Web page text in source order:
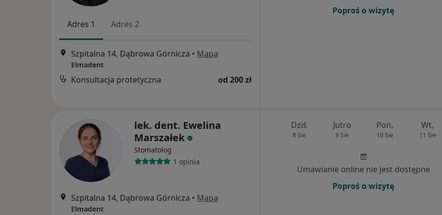
Adres 1 Adres 2
Szpitalna 14, Dąbrowa Górnicza • Mapa
Elmadent
Konsultacja protetyczna od 200 zł
Poproś o wizytę
lek. dent. Ewelina
Marszałek
Stomatolog
1 opinia
Szpitalna 14, Dąbrowa Górnicza • Mapa
Elmadent
Dziś
8 Sie
Jutro
9 Sie
Pon,
10 Sie
Wt,
11 Sie
Umawianie online nie jest dostępne
Poproś o wizytę